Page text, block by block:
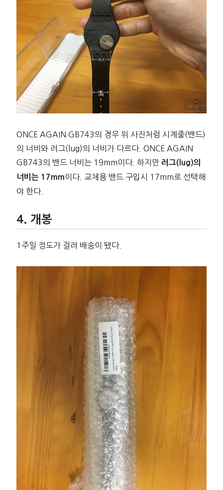
ONCE AGAIN GB743의 경우 위 사진처럼 시계줄(밴드)
의 너비와 러그(lug)의 너비가 다르다. ONCE AGAIN
GB743의 밴드 너비는 19mm이다. 하지만 러그(lug)의
너비는 17mm 이다. 교체용 밴드 구입시 17mm로 선택해
야 한다.
개봉
1주일 정도가 걸려 배송이 됐다.